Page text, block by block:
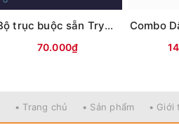
Bộ trục buộc sẵn Try&V hộp xanh 2c
70.000₫
• Trang chủ • Sản phẩm • Giới